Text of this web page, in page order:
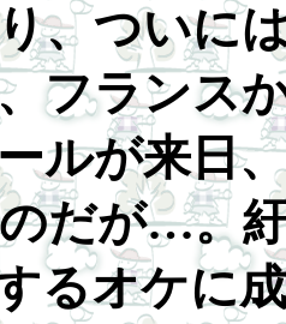
、ついに
フランス
ルが来日
だが…。
るオケに